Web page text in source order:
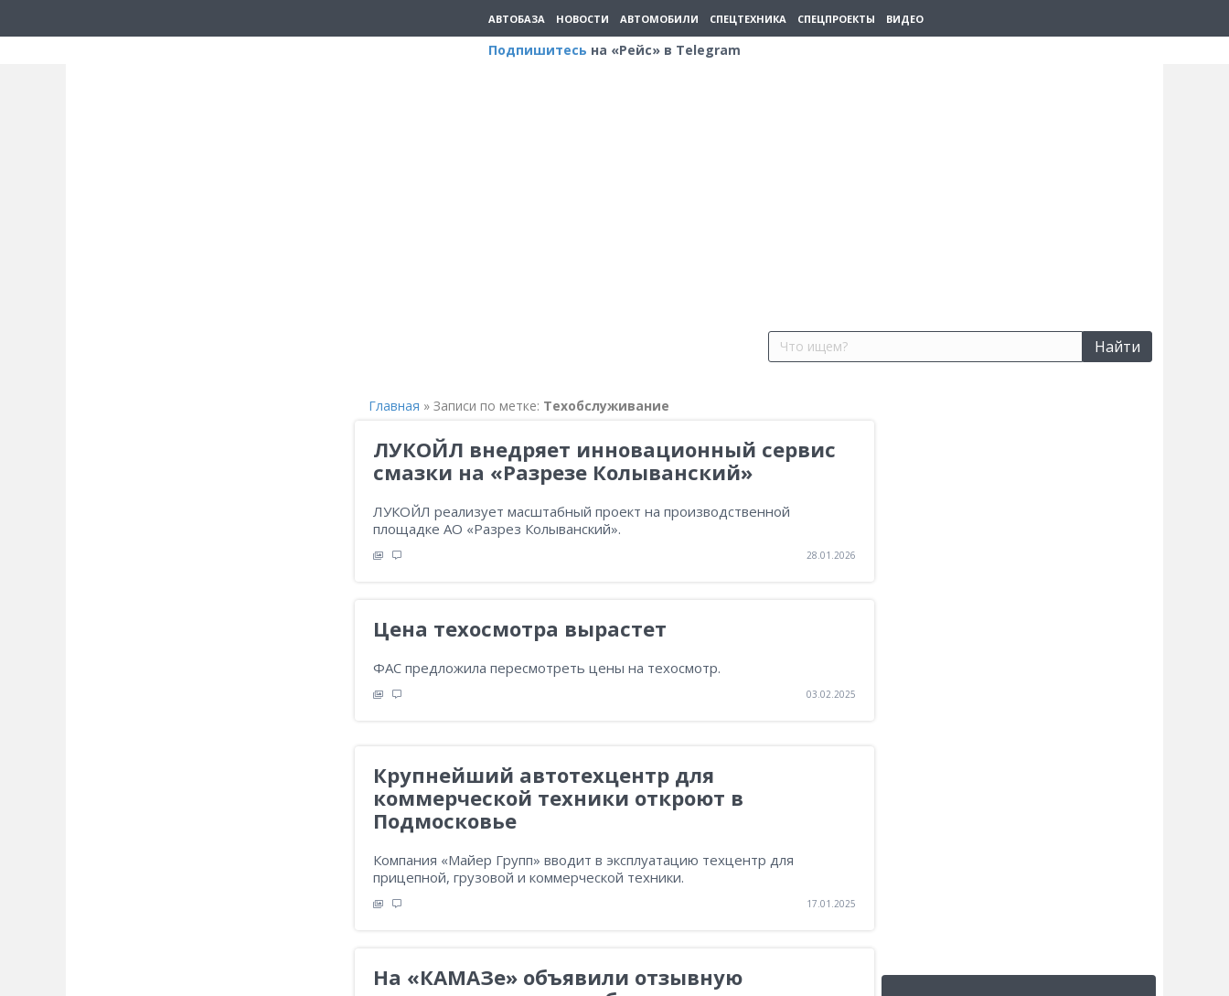
АВТОБАЗА НОВОСТИ АВТОМОБИЛИ СПЕЦТЕХНИКА СПЕЦПРОЕКТЫ ВИДЕО
Подпишитесь на «Рейс» в Telegram
Найти
Главная » Записи по метке: Техобслуживание
ЛУКОЙЛ внедряет инновационный сервис
смазки на «Разрезе Колыванский»
ЛУКОЙЛ реализует масштабный проект на производственной
площадке АО «Разрез Колыванский».
28.01.2026
Цена техосмотра вырастет
ФАС предложила пересмотреть цены на техосмотр.
03.02.2025
Крупнейший автотехцентр для
коммерческой техники откроют в
Подмосковье
Компания «Майер Групп» вводит в эксплуатацию техцентр для
прицепной, грузовой и коммерческой техники.
17.01.2025
На «КАМАЗе» объявили отзывную